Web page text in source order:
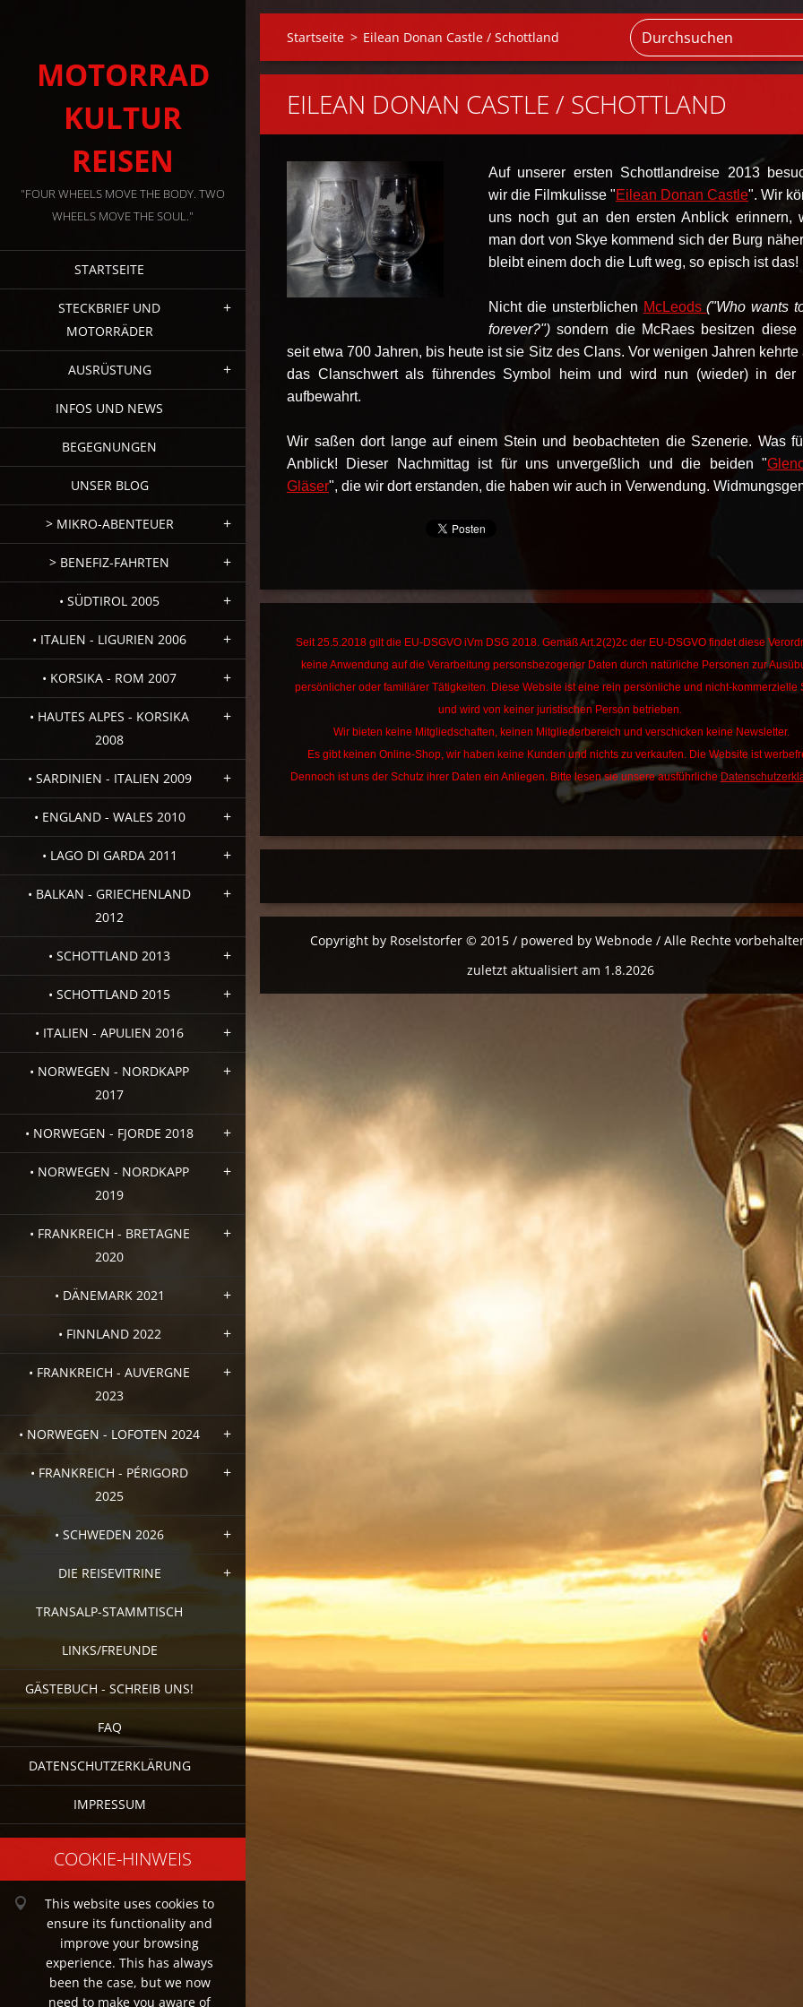
MOTORRAD
KULTUR
REISEN
"FOUR WHEELS MOVE THE BODY. TWO
WHEELS MOVE THE SOUL."
STARTSEITE
STECKBRIEF UND
MOTORRÄDER
AUSRÜSTUNG
INFOS UND NEWS
BEGEGNUNGEN
UNSER BLOG
> MIKRO-ABENTEUER
> BENEFIZ-FAHRTEN
• SÜDTIROL 2005
• ITALIEN - LIGURIEN 2006
• KORSIKA - ROM 2007
• HAUTES ALPES - KORSIKA
2008
• SARDINIEN - ITALIEN 2009
• ENGLAND - WALES 2010
• LAGO DI GARDA 2011
• BALKAN - GRIECHENLAND
2012
• SCHOTTLAND 2013
• SCHOTTLAND 2015
• ITALIEN - APULIEN 2016
• NORWEGEN - NORDKAPP
2017
• NORWEGEN - FJORDE 2018
• NORWEGEN - NORDKAPP
2019
• FRANKREICH - BRETAGNE
2020
• DÄNEMARK 2021
• FINNLAND 2022
• FRANKREICH - AUVERGNE
2023
• NORWEGEN - LOFOTEN 2024
• FRANKREICH - PÉRIGORD
2025
• SCHWEDEN 2026
DIE REISEVITRINE
TRANSALP-STAMMTISCH
LINKS/FREUNDE
GÄSTEBUCH - SCHREIB UNS!
FAQ
DATENSCHUTZERKLÄRUNG
IMPRESSUM
COOKIE-HINWEIS
This website uses cookies to
ensure its functionality and
improve your browsing
experience. This has always
been the case, but we now
need to make you aware of
Startseite > Eilean Donan Castle / Schottland
EILEAN DONAN CASTLE / SCHOTTLAND
Auf unserer ersten Schottlandreise 2013
wir die Filmkulisse "Eilean Donan Castle". Wir
uns noch gut an den ersten Anblick erinnern,
man dort von Skye kommend sich der Burg
bleibt einem doch die Luft weg, so episch ist das!
Nicht die unsterblichen McLeods("Who wants
forever?") sondern die McRaes besitzen diese
seit etwa 700 Jahren, bis heute ist sie Sitz des Clans. Vor wenigen Jahren kehrte
das Clanschwert als führendes Symbol heim und wird nun (wieder) in der
aufbewahrt.
Wir saßen dort lange auf einem Stein und beobachteten die Szenerie. Was
Anblick! Dieser Nachmittag ist für uns unvergeßlich und die beiden "
Gläser", die wir dort erstanden, die haben wir auch in Verwendung.
Seit 25.5.2018 gilt die EU-DSGVO iVm DSG 2018. Gemäß Art.2(2)2c der EU-DSGVO findet diese
keine Anwendung auf die Verarbeitung personsbezogener Daten durch natürliche Personen zur
persönlicher oder familiärer Tätigkeiten. Diese Website ist eine rein persönliche und nicht-kommerzielle
und wird von keiner juristischen Person betrieben.
Wir bieten keine Mitgliedschaften, keinen Mitgliederbereich und verschicken keine Newsletter.
Es gibt keinen Online-Shop, wir haben keine Kunden und nichts zu verkaufen. Die Website ist
Dennoch ist uns der Schutz ihrer Daten ein Anliegen. Bitte lesen sie unsere ausführliche
Copyright by Roselstorfer © 2015 / powered by Webnode / Alle Rechte
zuletzt aktualisiert am 1.8.2026